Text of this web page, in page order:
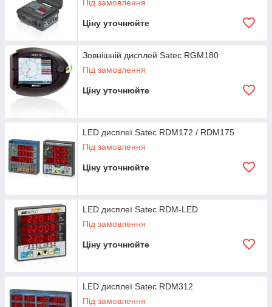
Під замовлення
Ціну уточнюйте
Зовнішній дисплей Satec RGM180
Під замовлення
Ціну уточнюйте
LED дисплеї Satec RDM172 / RDM175
Під замовлення
Ціну уточнюйте
LED дисплеї Satec RDM-LED
Під замовлення
Ціну уточнюйте
LED дисплеї Satec RDM312
Під замовлення